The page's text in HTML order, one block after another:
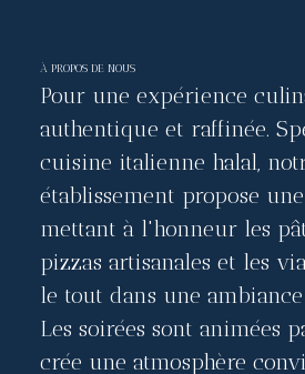
À PROPOS DE NOUS
Pour une expérience
authentique et raffinée.
cuisine italienne halal,
établissement propose
mettant à l'honneur les
pizzas artisanales et les
le tout dans une
Les soirées sont animées
crée une atmosphère